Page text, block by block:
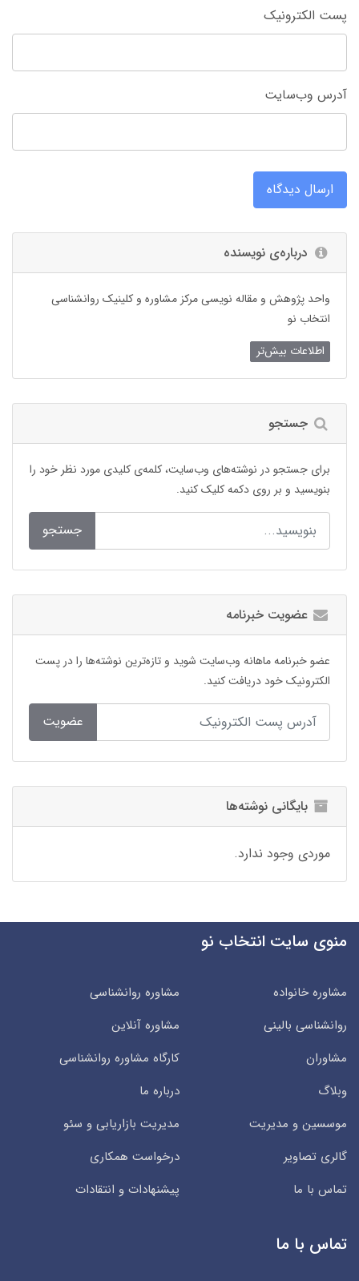
پست الکترونیک
آدرس وب‌سایت
ارسال دیدگاه
درباره‌ی نویسنده
واحد پژوهش و مقاله نویسی مرکز مشاوره و کلینیک روانشناسی
انتخاب نو
اطلاعات بیش‌تر
جستجو
برای جستجو در نوشته‌های وب‌سایت، کلمه‌ی کلیدی مورد نظر خود را
بنویسید و بر روی دکمه کلیک کنید.
جستجو
عضویت خبرنامه
عضو خبرنامه ماهانه وب‌سایت شوید و تازه‌ترین نوشته‌ها را در پست
الکترونیک خود دریافت کنید.
عضویت
بایگانی نوشته‌ها
موردی وجود ندارد.
منوی سایت انتخاب نو
مشاوره خانواده
مشاوره روانشناسی
روانشناسی بالینی
مشاوره آنلاین
مشاوران
کارگاه مشاوره روانشناسی
وبلاگ
درباره ما
موسسین و مدیریت
مدیریت بازاریابی و سئو
گالری تصاویر
درخواست همکاری
تماس با ما
پیشنهادات و انتقادات
تماس با ما